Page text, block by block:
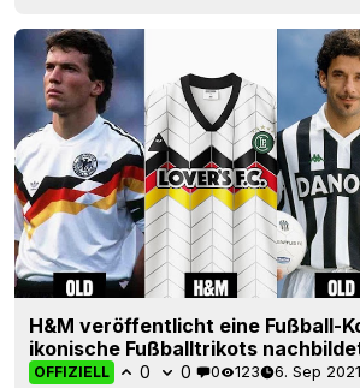
H&M veröffentlicht eine Fußball-
ikonische Fußballtrikots
OFFIZIELL 0 0 0 123 6. Sep 2021